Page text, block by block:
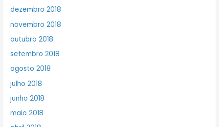
dezembro 2018
novembro 2018
outubro 2018
setembro 2018
agosto 2018
julho 2018
junho 2018
maio 2018